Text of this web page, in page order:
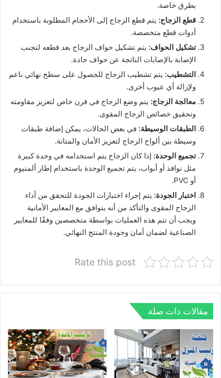
بطرق خاصة.
قطع الزجاج: يتم قطع الزجاج إلى الأحجام المطلوبة باستخدام
أدوات قطع متخصصة.
تشكيل الحواف: يتم تشكيل حواف الزجاج بعد قطعه لتجنب
الإصابة بالإصابات الناتجة عن حواف حادة.
التشطيب: يتم تشطيب الزجاج للحصول على سطح نهائي ناعم
ولإزالة أي عيوب أخرى.
معالجة الزجاج: يتم وضع الزجاج في فرن خاص لتعزيز مقاومته
وتحقيق خصائص الزجاج المقوى.
الطبقات الوسيطة: في بعض الحالات، يمكن إضافة طبقات
وسيطة بين ألواح الزجاج لتعزيز الأمان والمتانة.
تجميع الوحدة: إذا كان الزجاج يتم استخدامه في وحدة كبيرة
مثل نوافذ أو أبواب، يتم تجميع الوحدة باستخدام إطار ألمنيوم
أو PVC.
اختبار الجودة: يتم إجراء اختبارات الجودة للتحقق من أداء
الزجاج المقوى والتأكد من أنه يتوافق مع المعايير الأمانية
ويجب أن تتم هذه العمليات بواسطة متخصصين وفقًا للمعايير
الصناعية لضمان أمان وجودة المنتج النهائي.
Rate this post
مقالات ذات صلة